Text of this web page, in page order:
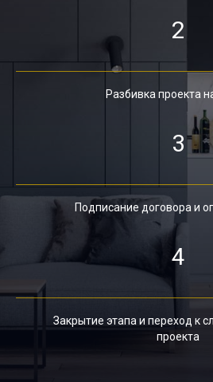
2
Разбивка проекта
3
Подписание договора и
4
Закрытие этапа и переход к
проекта